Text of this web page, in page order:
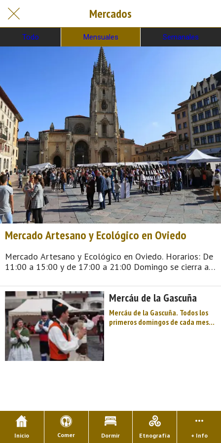
Mercados
Todo Mensuales Semanales
Mercado Artesano y Ecológico en Oviedo
Mercado Artesano y Ecológico en Oviedo. Horarios: De
11:00 a 15:00 y de 17:00 a 21:00 Domingo se cierra a
inicia una nueva e ilusionante etapa en Oviedo. En un
marco incomparable como es la Plaz ...Mercáu de la Gascuña
Mercáu de la Gascuña. Todos los
primeros domingos de cada mes
Inicio Comer Dormir Etnografía + Info